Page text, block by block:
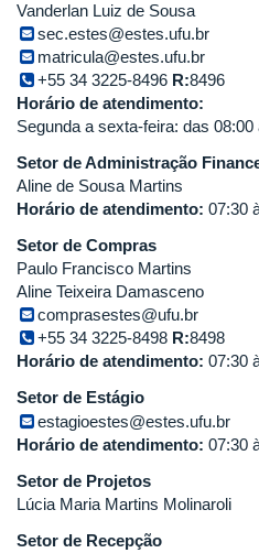
Vanderlan Luiz de Sousa
sec.estes@estes.ufu.br
matricula@estes.ufu.br
+55 34 3225-8496 R:8496
Horário de atendimento:
Segunda a sexta-feira: das
Setor de Administração
Aline de Sousa Martins
Horário de atendimento: 07:30
Setor de Compras
Paulo Francisco Martins
Aline Teixeira Damasceno
comprasestes@ufu.br
+55 34 3225-8498 R:8498
Horário de atendimento: 07:30
Setor de Estágio
estagioestes@estes.ufu.br
Horário de atendimento: 07:30
Setor de Projetos
Lúcia Maria Martins Molinaroli
Setor de Recepção